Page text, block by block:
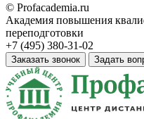
© Profacademia.ru
Академия повышения
переподготовки
+7 (495) 380-31-02
Заказать звонок Задать